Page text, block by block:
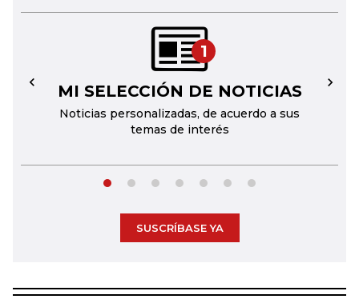
1
MI SELECCIÓN DE NOTICIAS
Noticias personalizadas, de acuerdo a sus
temas de interés
← →
SUSCRÍBASE YA